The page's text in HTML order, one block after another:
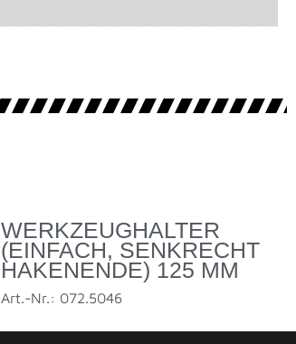
WERKZEUGHALTER
(EINFACH, SENKRECHT
HAKENENDE) 125 MM
Art.-Nr.: 072.5046